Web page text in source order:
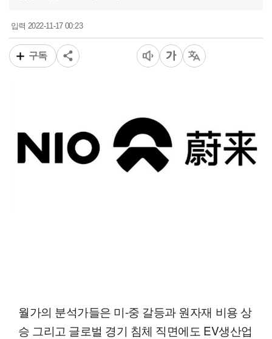
입력2022-11-17 00:23
구독
월가의 분석가들은 미-중 갈등과 원자재 비용 상
승 그리고 글로벌 경기 침체 직면에도 EV생산업